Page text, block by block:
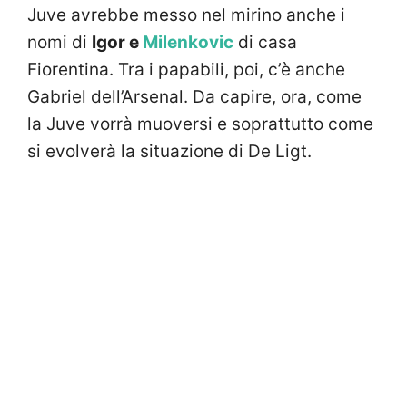
Juve avrebbe messo nel mirino anche i
nomi di Igor e Milenkovic di casa
Fiorentina. Tra i papabili, poi, c’è anche
Gabriel dell’Arsenal. Da capire, ora, come
la Juve vorrà muoversi e soprattutto come
si evolverà la situazione di De Ligt.